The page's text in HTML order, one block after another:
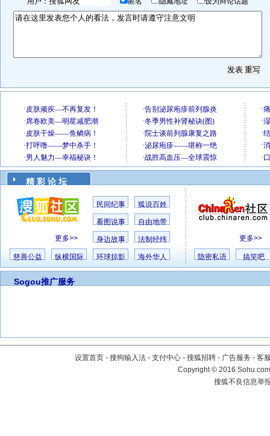
精 彩 论 坛
更多>>
民间纪事 狐说百姓
看图说事 自由地带
身边故事 法制经纬
慈善公益 纵横国际 环球掠影 海外华人
更多>>
隐密私语 搞笑吧
Sogou推广服务
设置首页 - 搜狗输入法 - 支付中心 - 搜狐招聘 - 广告服务 - 客
Copyright©2016
搜狐不良信息举